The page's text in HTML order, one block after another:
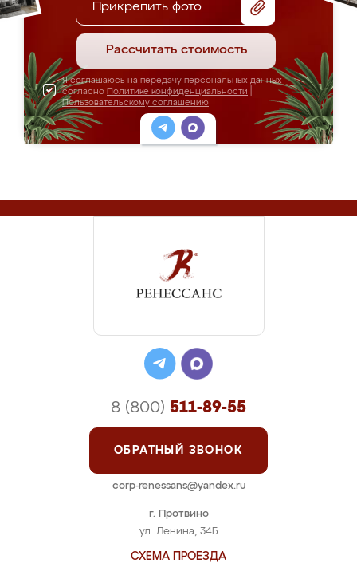
Прикрепить фото
Рассчитать стоимость
Я соглашаюсь на передачу персональных данных
согласно Политике конфиденциальности
Пользовательскому соглашению
г. Протвино
ул. Ленина, 34Б
СХЕМА ПРОЕЗДА
8 (800) 511-89-55
ОБРАТНЫЙ ЗВОНОК
corp-renessans@yandex.ru